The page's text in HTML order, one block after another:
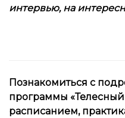
интервью, на
Познакомиться с
программы «Телесный
расписанием,